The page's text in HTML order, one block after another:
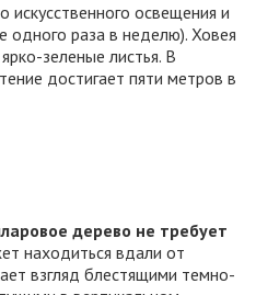
искусственного освещения и
одного раза в неделю). Ховея
зеленые листья. В
достигает пяти метров в
дерево не требует
находиться вдали от
взгляд блестящими темно-